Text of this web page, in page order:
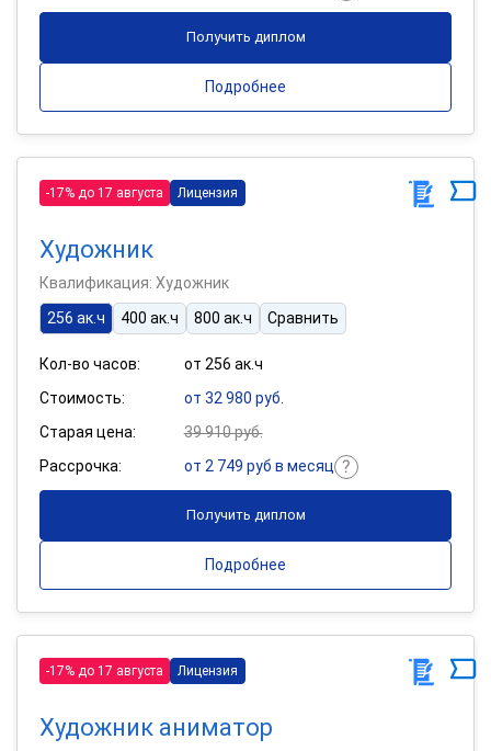
Получить диплом
Подробнее
-17% до 17 августа Лицензия
Художник
Квалификация: Художник
256 ак.ч
400 ак.ч 800 ак.ч Сравнить
Кол-во часов:
от 256 ак.ч
Стоимость:
от 32 980 руб.
Старая цена:
39 910 руб.
Рассрочка:
от 2 749 руб в месяц
Получить диплом
Подробнее
-17% до 17 августа Лицензия
Художник аниматор